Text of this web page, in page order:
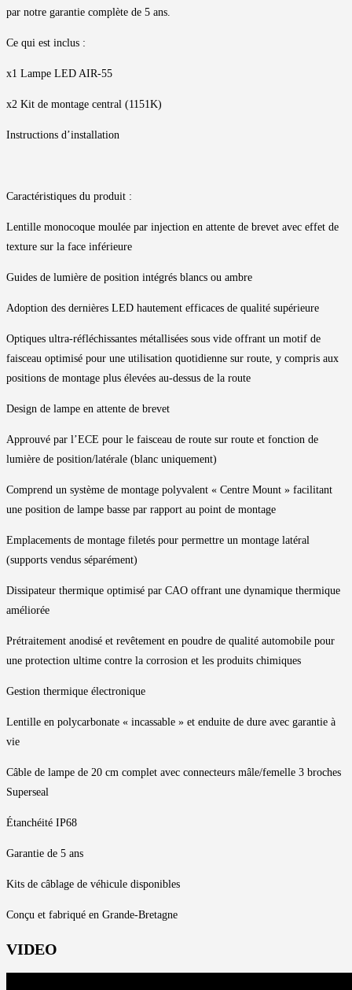
par notre garantie complète de 5 ans.
Ce qui est inclus :
x1 Lampe LED AIR-55
x2 Kit de montage central (1151K)
Instructions d’installation
Caractéristiques du produit :
Lentille monocoque moulée par injection en attente de brevet avec effet de
texture sur la face inférieure
Guides de lumière de position intégrés blancs ou ambre
Adoption des dernières LED hautement efficaces de qualité supérieure
Optiques ultra-réfléchissantes métallisées sous vide offrant un motif de
faisceau optimisé pour une utilisation quotidienne sur route, y compris aux
positions de montage plus élevées au-dessus de la route
Design de lampe en attente de brevet
Approuvé par l’ECE pour le faisceau de route sur route et fonction de
lumière de position/latérale (blanc uniquement)
Comprend un système de montage polyvalent « Centre Mount » facilitant
une position de lampe basse par rapport au point de montage
Emplacements de montage filetés pour permettre un montage latéral
(supports vendus séparément)
Dissipateur thermique optimisé par CAO offrant une dynamique thermique
améliorée
Prétraitement anodisé et revêtement en poudre de qualité automobile pour
une protection ultime contre la corrosion et les produits chimiques
Gestion thermique électronique
Lentille en polycarbonate « incassable » et enduite de dure avec garantie à
vie
Câble de lampe de 20 cm complet avec connecteurs mâle/femelle 3 broches
Superseal
Étanchéité IP68
Garantie de 5 ans
Kits de câblage de véhicule disponibles
Conçu et fabriqué en Grande-Bretagne
VIDEO